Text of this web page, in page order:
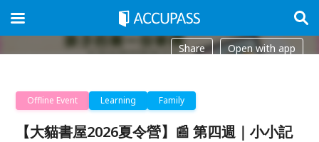
Share Open with app
Offline Event Learning Family
【大貓書屋2026夏令營】📰 第四週｜小小記